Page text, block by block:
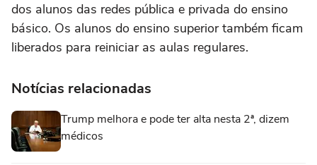
dos alunos das redes pública e privada do ensino
básico. Os alunos do ensino superior também ficam
liberados para reiniciar as aulas regulares.
Notícias relacionadas
Trump melhora e pode ter alta nesta 2ª, dizem
médicos